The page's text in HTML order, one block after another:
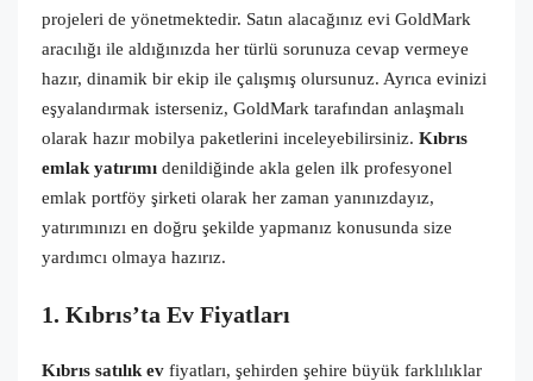
projeleri de yönetmektedir. Satın alacağınız evi GoldMark
aracılığı ile aldığınızda her türlü sorunuza cevap vermeye
hazır, dinamik bir ekip ile çalışmış olursunuz. Ayrıca evinizi
eşyalandırmak isterseniz, GoldMark tarafından anlaşmalı
olarak hazır mobilya paketlerini inceleyebilirsiniz. Kıbrıs
emlak yatırımı denildiğinde akla gelen ilk profesyonel
emlak portföy şirketi olarak her zaman yanınızdayız,
yatırımınızı en doğru şekilde yapmanız konusunda size
yardımcı olmaya hazırız.
1. Kıbrıs’ta Ev Fiyatları
Kıbrıs satılık ev fiyatları, şehirden şehire büyük farklılıklar